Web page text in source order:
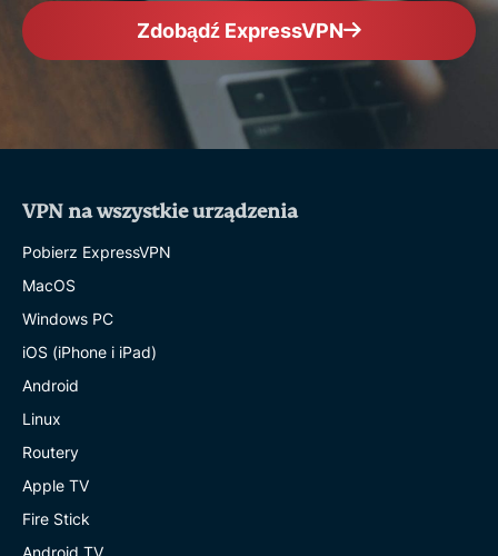
Zdobądź ExpressVPN
VPN na wszystkie urządzenia
Pobierz ExpressVPN
MacOS
Windows PC
iOS (iPhone i iPad)
Android
Linux
Routery
Apple TV
Fire Stick
Android TV